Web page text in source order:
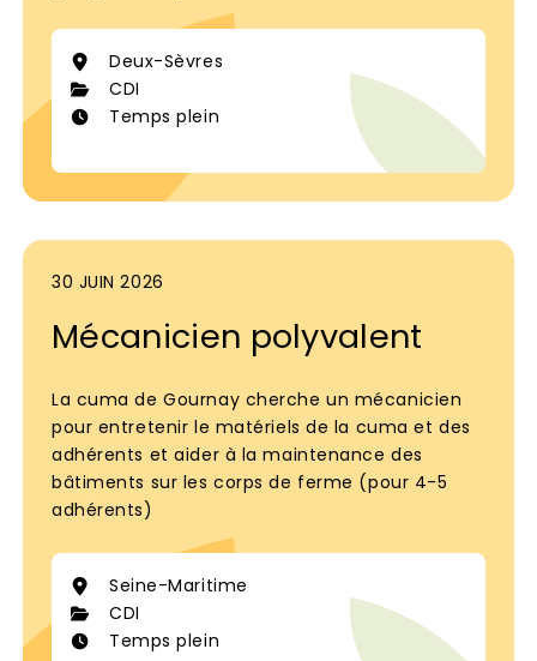
avec 80% du temps dédié à l'atelier (entretien,
maintenance hivernale, réparation du parc et
du matériel des adhérents) et 20% à la
conduite (principalement pour la moisson).
Profil : Base en mécanique agricole , bonne
maîtrise de la conduite et permis B obligatoire.
Débutant(e) accepté(e) – c'est votre
motivation qui fera la différence! Les + : De 1
870 € à 2 200 € brut/mois selon profil , voiture
et binôme déjà en poste pour vous intégrer.
Disponibilité : Dès que possible. 📩 Prêt(e) à
postuler ? Envoyez votre CV et lettre de
contactez Mr Jean Charles JAMAIN au 06 72 14
69 67.
Deux-Sèvres
CDI
Temps plein
30 JUIN 2026
Mécanicien polyvalent
La cuma de Gournay cherche un mécanicien
pour entretenir le matériels de la cuma et des
adhérents et aider à la maintenance des
bâtiments sur les corps de ferme (pour 4-5
adhérents)
Seine-Maritime
CDI
Temps plein